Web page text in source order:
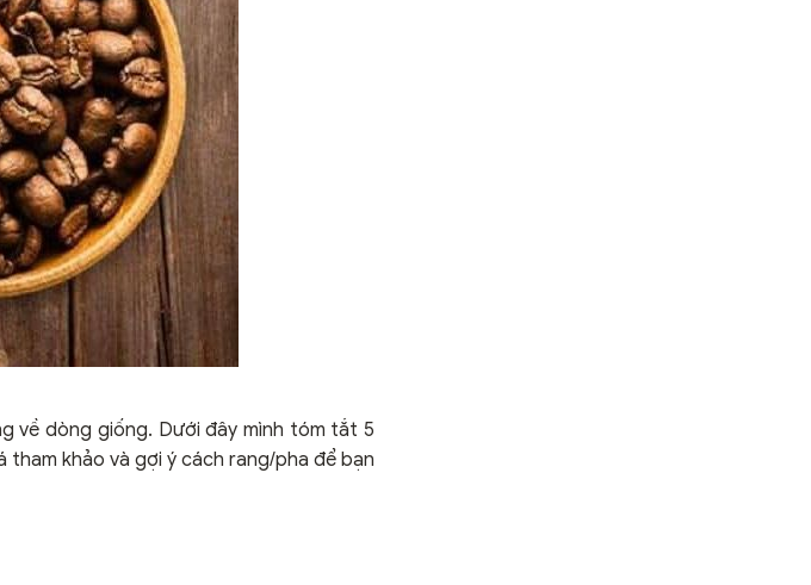
về dòng giống. Dưới đây mình tóm tắt 5
khảo và gợi ý cách rang/pha để bạn